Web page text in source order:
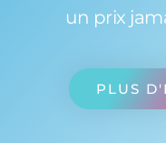
un prix
PLUS